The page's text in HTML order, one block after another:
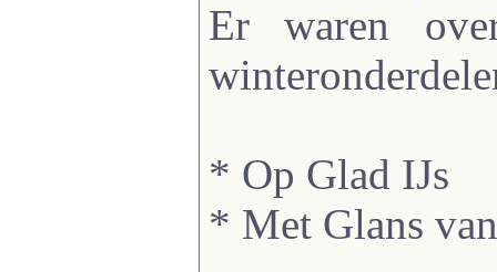
Er waren
* Op Glad IJs
* Met Glans